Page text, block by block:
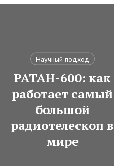
Научный подход
РАТАН-600: как
работает самый
большой
радиотелескоп в
мире